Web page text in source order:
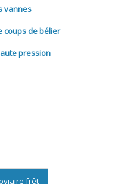
vannes
coups de bélier
pression
frêt